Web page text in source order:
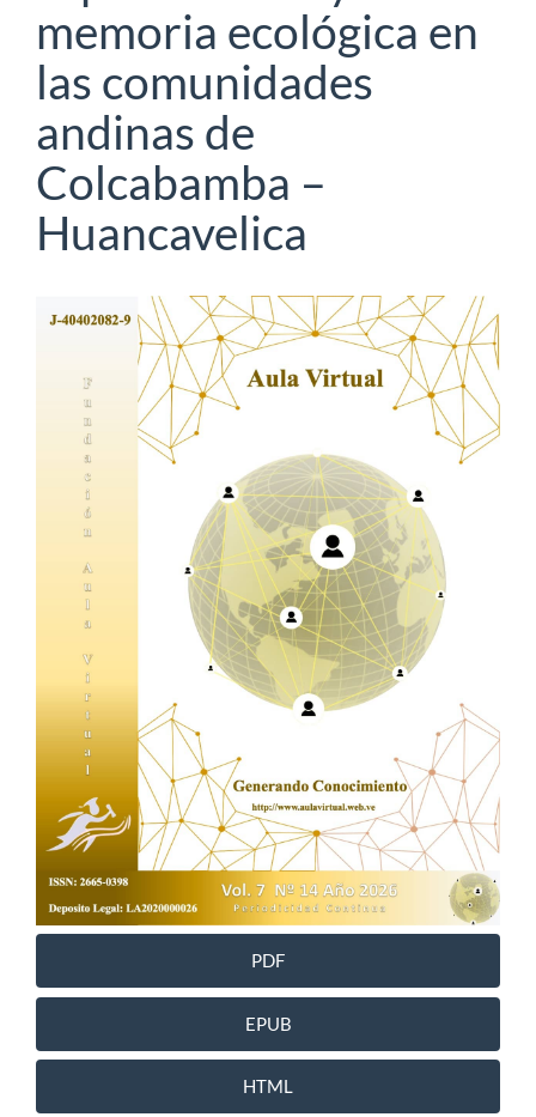
memoria ecológica en
las comunidades
andinas de
Colcabamba –
Huancavelica
Barra
lateral
del
artículo
PDF
EPUB
HTML